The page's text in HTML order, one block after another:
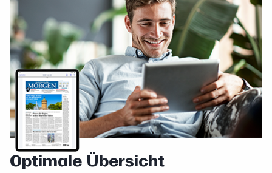
Optimale Übersicht